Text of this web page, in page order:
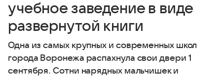
учебное заведение в виде
развернутой книги
Одна из самых крупных и современных школ
города Воронежа распахнула свои двери 1
сентября. Сотни нарядных мальчишек и